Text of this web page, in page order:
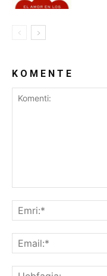
K O M E N T E